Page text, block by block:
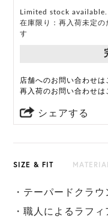
Limited stock available.
在庫限り：再入荷未定の
す
店舗へのお問い合わせ
再入荷のお問い合わせ
シェアする
SIZE & FIT
・テーパードクラ
・職人によるラフ